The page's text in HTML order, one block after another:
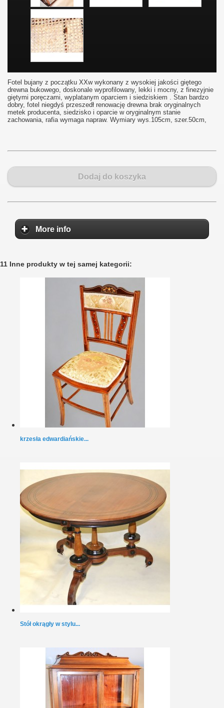
Fotel bujany z początku XXw wykonany z wysokiej jakości giętego
drewna bukowego, doskonale wyprofilowany, lekki i mocny, z finezyjnie
giętymi poręczami, wyplatanym oparciem i siedziskiem . Stan bardzo
dobry, fotel niegdyś przeszedł renowację drewna brak oryginalnych
metek producenta, siedzisko i oparcie w oryginalnym stanie
zachowania, rafia wymaga napraw. Wymiary wys.105cm, szer.50cm,
Dodaj do koszyka
More info
11 Inne produkty w tej samej kategorii:
krzesła edwardiańskie...
Stół okrągły w stylu...